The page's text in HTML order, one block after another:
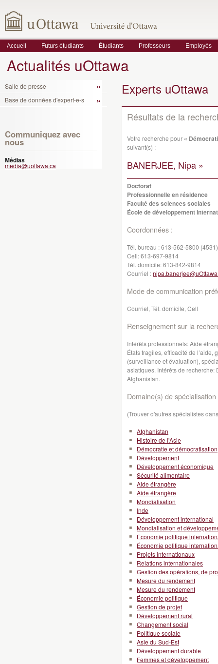
Accueil Futurs étudiants Étudiants Professeurs Employés
Actualités uOttawa
Salle de presse
Base de données d'expert-e-s
Communiquez avec
nous
Médias
media@uottawa.ca
Experts uOttawa
Résultats de la
Votre recherche pour «
suivant(s) :
BANERJEE, Nipa »
Doctorat
Professionnelle en résidence
Faculté des sciences sociales
École de développement
Coordonnées :
Tél. bureau :613-562-5800 (4531)
Cell:613-697-9814
Tél. domicile:613-842-9814
Courriel :
Mode de communication
Courriel, Tél. domicile, Cell
Renseignement sur la
Intérêts professionnels: Aide
États fragiles, efficacité de
(surveillance et évaluation),
asiatiques. Intérêts de recherche:
Afghanistan.
Domaine(s) de spécialisation
(Trouver d'autres spécialistes
Afghanistan
Histoire de l'Asie
Démocratie et démocratisation
Développement
Développement économique
Sécurité alimentaire
Aide étrangère
Aide étrangère
Mondialisation
Inde
Développement international
Mondialisation et
Économie politique
Économie politique
Projets internationaux
Relations internationales
Gestion des opérations, de
Mesure du rendement
Mesure du rendement
Économie politique
Gestion de projet
Développement rural
Changement social
Politique sociale
Asie du Sud-Est
Développement durable
Femmes et développement